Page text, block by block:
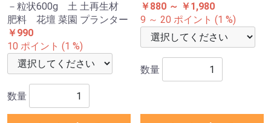
－粒状600g 土 土再生材
肥料 花壇 菜園 プランター
￥990
10 ポイント (1 %)
数量
￥880 ～ ￥1,980
9 ～ 20 ポイント (1 %)
数量